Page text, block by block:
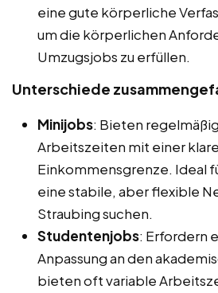
eine gute körperliche
um die körperlichen
Umzugsjobs zu erfüllen.
Unterschiede
Minijobs: Bieten
Arbeitszeiten mit einer
Einkommensgrenze. Ideal
eine stabile, aber flexible
Straubing suchen.
Studentenjobs: Erfordern
Anpassung an den
bieten oft variable